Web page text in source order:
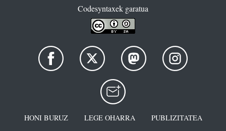
Codesyntaxek garatua
HONI BURUZ LEGE OHARRA
PUBLIZITATEA